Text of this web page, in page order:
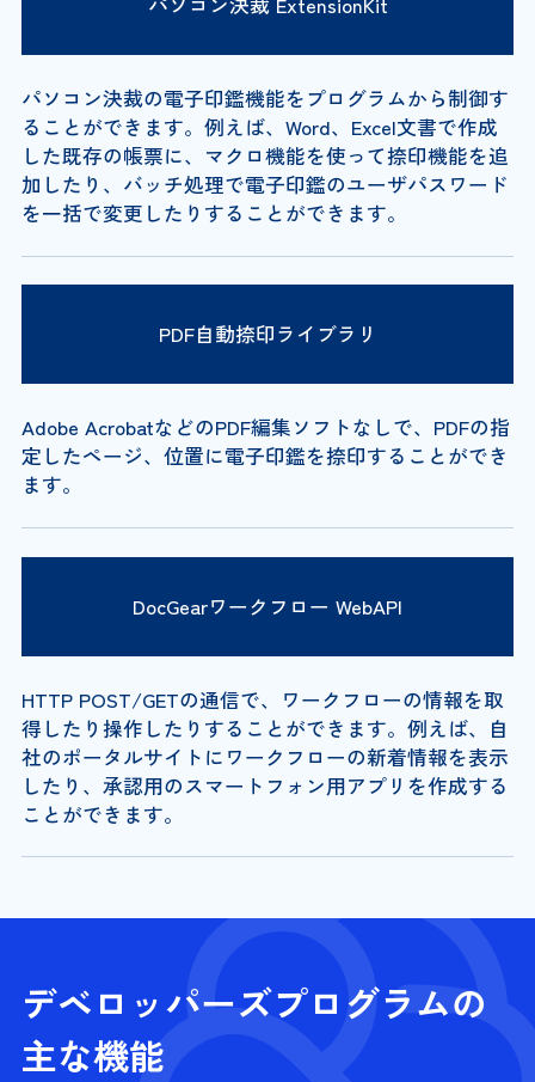
パソコン決裁の電子印鑑機能をプログラムから制御す
ることができます。例えば、Word、Excel文書で作成
した既存の帳票に、マクロ機能を使って捺印機能を追
加したり、バッチ処理で電子印鑑のユーザパスワード
を一括で変更したりすることができます。
PDF自動捺印ライブラリ
Adobe AcrobatなどのPDF編集ソフトなしで、PDFの指
定したページ、位置に電子印鑑を捺印することができ
ます。
DocGearワークフロー WebAPI
HTTP POST/GETの通信で、ワークフローの情報を取
得したり操作したりすることができます。例えば、自
社のポータルサイトにワークフローの新着情報を表示
したり、承認用のスマートフォン用アプリを作成する
ことができます。
デベロッパーズプログラムの
主な機能